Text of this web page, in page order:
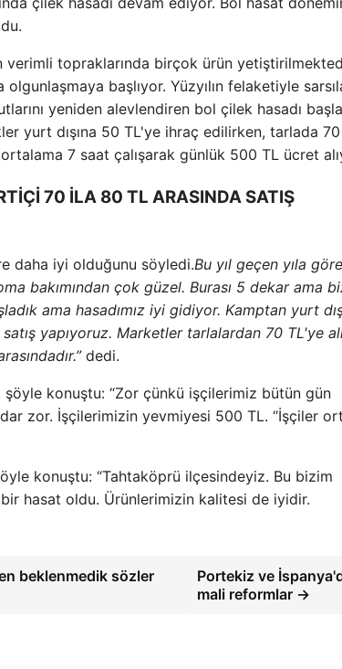
verimli topraklarında birçok ürün
başlıyor. Yüzyılın felaketiyle
yeniden alevlendiren bol çilek hasadı
yurt dışına 50 TL'ye ihraç edilirken, tarlada
ortalama 7 saat çalışarak günlük 500 TL ücret
70 İLA 80 TL ARASINDA SATIŞ
daha iyi olduğunu söyledi.Bu yıl geçen yıla
bakımından çok güzel. Burası 5 dekar ama
ama hasadımız iyi gidiyor. Kamptan yurt
yapıyoruz. Marketler tarlalardan 70 TL'ye
dedi.
konuştu: “Zor çünkü işçilerimiz bütün gün
zor. İşçilerimizin yevmiyesi 500 TL. “İşçiler
konuştu: “Tahtaköprü ilçesindeyiz. Bu bizim
hasat oldu. Ürünlerimizin kalitesi de iyidir.
beklenmedik sözler
Portekiz ve
mali reformlar →